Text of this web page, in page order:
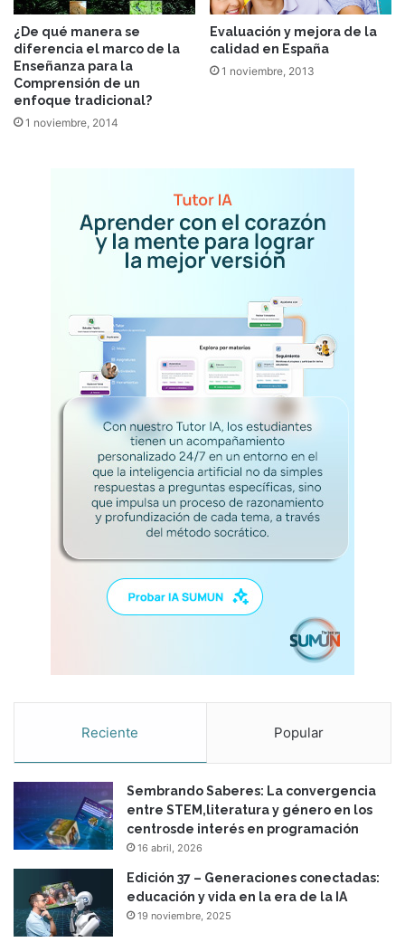
¿De qué manera se
diferencia el marco de la
Enseñanza para la
Comprensión de un
enfoque tradicional?
1 noviembre, 2014
Evaluación y mejora de la
calidad en España
1 noviembre, 2013
Reciente Popular
Sembrando Saberes: La convergencia
entre STEM,literatura y género en los
centrosde interés en programación
16 abril, 2026
Edición 37 – Generaciones conectadas:
educación y vida en la era de la IA
19 noviembre, 2025